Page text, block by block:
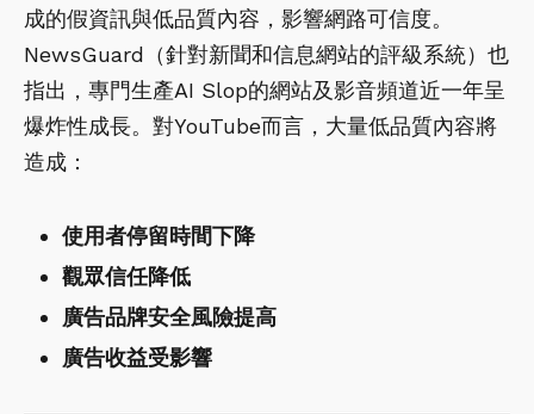
成的假資訊與低品質內容，影響網路可信度。
NewsGuard（針對新聞和信息網站的評級系統）也
指出，專門生產AI Slop的網站及影音頻道近一年呈
爆炸性成長。對YouTube而言，大量低品質內容將
造成：
使用者停留時間下降
觀眾信任降低
廣告品牌安全風險提高
廣告收益受影響